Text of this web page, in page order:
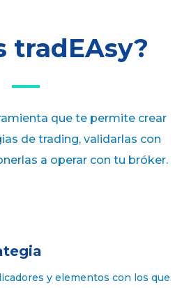
tradEAsy?
que te permite crear
de trading, validarlas con
a operar con tu bróker.
y elementos con los que